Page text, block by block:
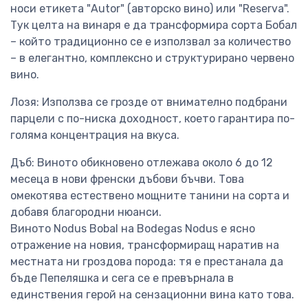
носи етикета "Autor" (авторско вино) или "Reserva".
Тук целта на винаря е да трансформира сорта Бобал
– който традиционно се е използвал за количество
– в елегантно, комплексно и структурирано червено
вино.
Лозя: Използва се грозде от внимателно подбрани
парцели с по-ниска доходност, което гарантира по-
голяма концентрация на вкуса.
Дъб: Виното обикновено отлежава около 6 до 12
месеца в нови френски дъбови бъчви. Това
омекотява естествено мощните танини на сорта и
добавя благородни нюанси.
Виното Nodus Bobal на Bodegas Nodus е ясно
отражение на новия, трансформиращ наратив на
местната ни гроздова порода: тя е престанала да
бъде Пепеляшка и сега се е превърнала в
единствения герой на сензационни вина като това.